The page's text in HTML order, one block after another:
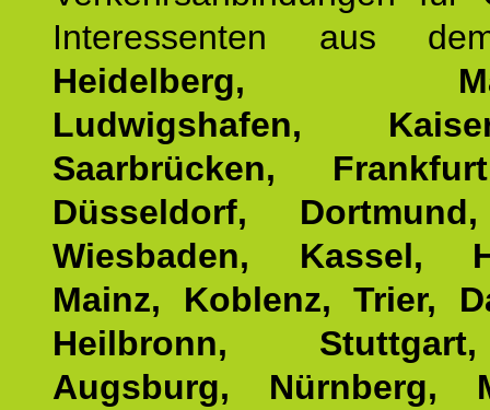
Interessenten aus
Heidelberg,
Ludwigshafen,
Saarbrücken,
Düsseldorf,
Wiesbaden, Kassel,
Mainz, Koblenz, Trier,
Heilbronn,
Augsburg, Nürnberg,